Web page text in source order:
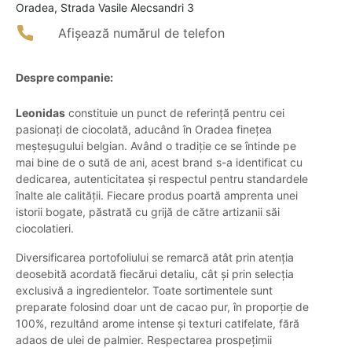
Oradea, Strada Vasile Alecsandri 3
Afișează numărul de telefon
Despre companie:
Leonidas constituie un punct de referință pentru cei
pasionați de ciocolată, aducând în Oradea finețea
meșteșugului belgian. Având o tradiție ce se întinde pe
mai bine de o sută de ani, acest brand s-a identificat cu
dedicarea, autenticitatea și respectul pentru standardele
înalte ale calității. Fiecare produs poartă amprenta unei
istorii bogate, păstrată cu grijă de către artizanii săi
ciocolatieri.
Diversificarea portofoliului se remarcă atât prin atenția
deosebită acordată fiecărui detaliu, cât și prin selecția
exclusivă a ingredientelor. Toate sortimentele sunt
preparate folosind doar unt de cacao pur, în proporție de
100%, rezultând arome intense și texturi catifelate, fără
adaos de ulei de palmier. Respectarea prospețimii